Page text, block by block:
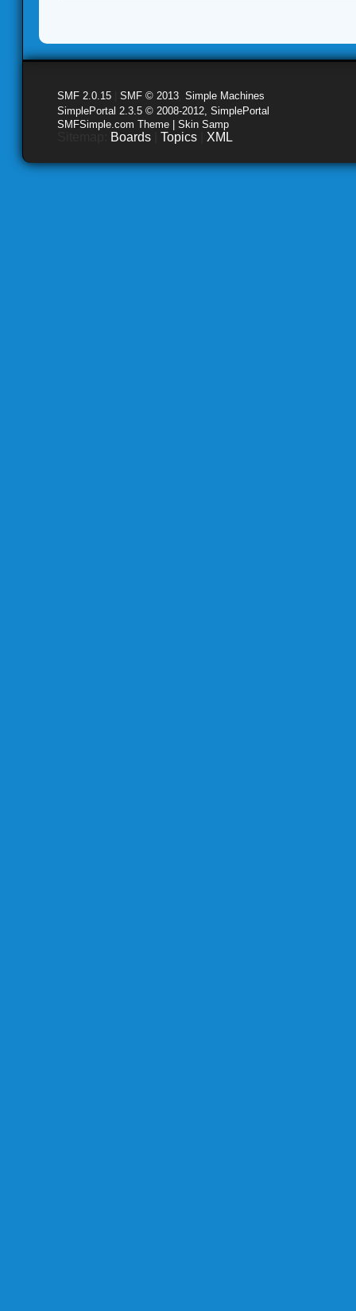
SMF 2.0.15 SMF © 2013 Simple Machines
SimplePortal 2.3.5 © 2008-2012, SimplePortal
SMFSimple.com Theme | Skin Samp
Boards Topics XML